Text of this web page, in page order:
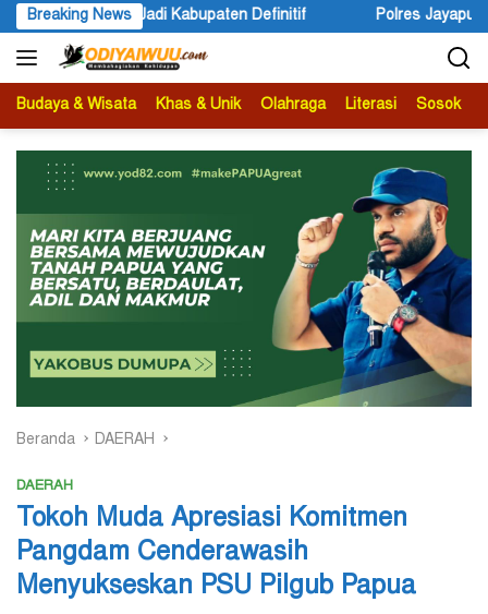
Langsung
ke
konten
Breaking News
Kabupaten Definitif Polres Jayapura Lakukan
Budaya & Wisata Khas & Unik Olahraga Literasi Sosok
Beranda DAERAH
DAERAH
Tokoh Muda Apresiasi Komitmen
Pangdam Cenderawasih
Menyukseskan PSU Pilgub Papua